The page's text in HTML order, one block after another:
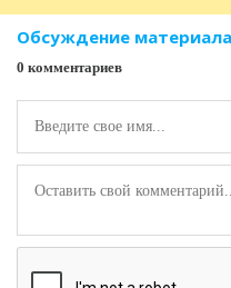
Обсуждение материала
0 комментариев